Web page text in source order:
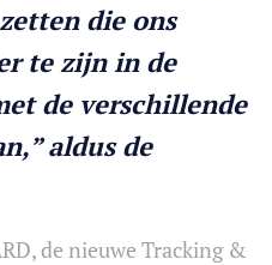
die ons
te zijn in de
de verschillende
aldus de
de nieuwe Tracking &